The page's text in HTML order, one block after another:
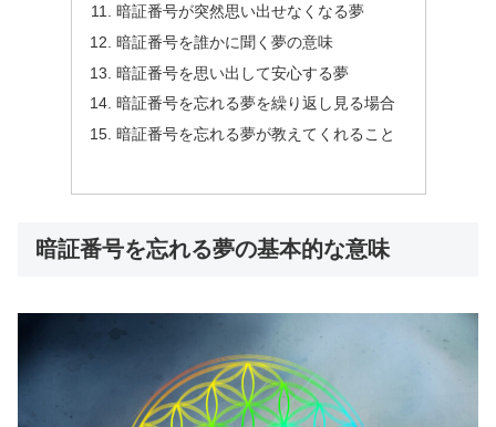
暗証番号が突然思い出せなくなる夢
暗証番号を誰かに聞く夢の意味
暗証番号を思い出して安心する夢
暗証番号を忘れる夢を繰り返し見る場合
暗証番号を忘れる夢が教えてくれること
暗証番号を忘れる夢の基本的な意味